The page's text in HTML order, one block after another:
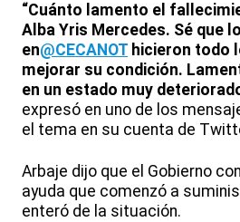
“Cuánto lamento el
Alba Yris Mercedes. Sé que
en@CECANOT hicieron todo
mejorar su condición.
en un estado muy
expresó en uno de los
el tema en su cuenta de
Arbaje dijo que el Gobierno
ayuda que comenzó a
enteró de la situación.